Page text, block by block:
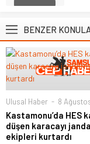
BENZER
Ulusal Haber 8
Kastamonu’da HES
düşen karacayı
ekipleri kurtardı